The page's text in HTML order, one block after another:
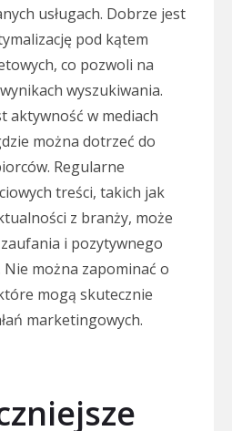
usługach. Dobrze jest
pod kątem
co pozwoli na
wyszukiwania.
aktywność w mediach
można dotrzeć do
Regularne
treści, takich jak
z branży, może
i pozytywnego
można zapominać o
mogą skutecznie
marketingowych.